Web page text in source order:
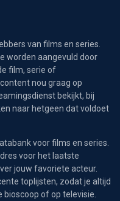
van films en series.
worden aangevuld door
film, serie of
nou graag op
bekijkt, bij
naar hetgeen dat voldoet
voor films en series.
voor het laatste
jouw favoriete acteur.
toplijsten, zodat je altijd
of op televisie.